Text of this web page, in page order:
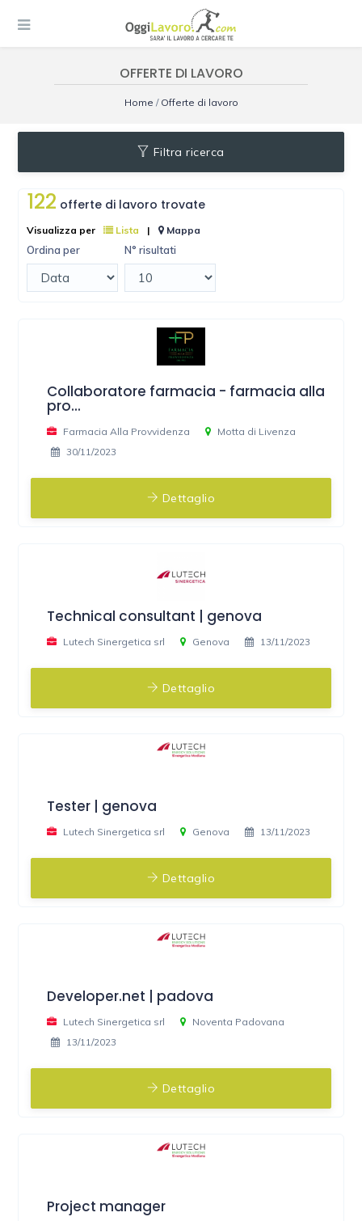
OFFERTE DI LAVORO
Home / Offerte di lavoro
Filtra ricerca
122 offerte di lavoro trovate
Visualizza per Lista | Mappa
Ordina per N° risultati
Collaboratore farmacia - farmacia alla
pro...
Farmacia Alla Provvidenza
Motta di Livenza
30/11/2023
Dettaglio
Technical consultant | genova
Lutech Sinergetica srl Genova 13/11/2023
Dettaglio
Tester | genova
Lutech Sinergetica srl Genova 13/11/2023
Dettaglio
Developer.net | padova
Lutech Sinergetica srl
Noventa Padovana
13/11/2023
Dettaglio
Project manager